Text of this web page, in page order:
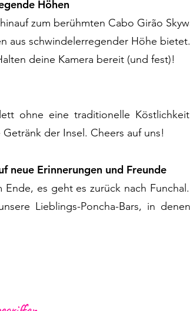
Höhen
zum berühmten Cabo Girão
aus schwindelerregender Höhe
deine Kamera bereit (und fest)!
ohne eine traditionelle
der Insel. Cheers auf uns!
neue Erinnerungen und Freunde
Ende, es geht es zurück nach
Lieblings-Poncha-Bars, in